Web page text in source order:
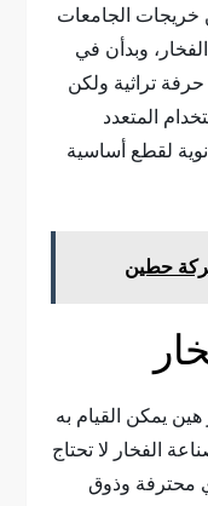
خريجات الجامعات
وبدأن في
تراثية ولكن
المتعدد
لقطع أساسية
حطين
يمكن القيام به
الفخار لا تحتاج
محترفة وذوق